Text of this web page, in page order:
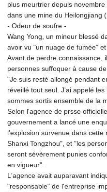
plus meurtrier depuis
dans une mine du Heilongjiang
- Odeur de soufre -
Wang Yong, un mineur blessé
avoir vu "un nuage de fumée"
Avant de perdre connaissance,
personnes suffoquer à cause de
"Je suis resté allongé pendant
réveillé tout seul. J'ai appelé
sommes sortis ensemble de la
Selon l'agence de prsse
gouvernement a lancé une
l'explosion survenue dans
Shanxi Tongzhou", et "les
seront sévèrement punies
en vigueur".
L'agence avait auparavant
"responsable" de l'entreprise